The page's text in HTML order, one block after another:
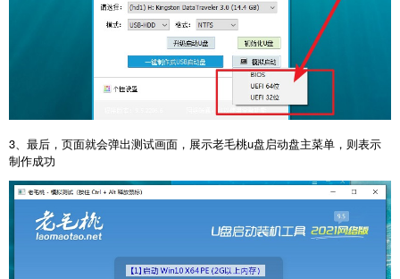
3、最后，页面就会弹出测试画面，展示老毛桃u盘启动盘主菜单，则表示
制作成功